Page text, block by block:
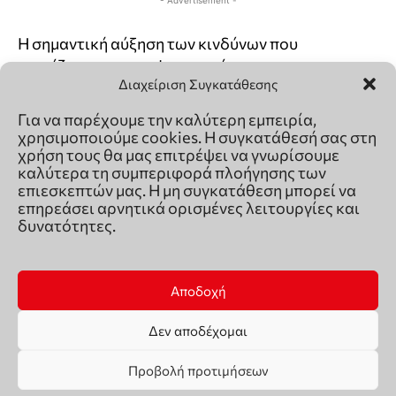
Διαχείριση Συγκατάθεσης
Για να παρέχουμε την καλύτερη εμπειρία,
χρησιμοποιούμε cookies. Η συγκατάθεσή σας στη
χρήση τους θα μας επιτρέψει να γνωρίσουμε
καλύτερα τη συμπεριφορά πλοήγησης των
επιεσκεπτών μας. Η μη συγκατάθεση μπορεί να
επηρεάσει αρνητικά ορισμένες λειτουργίες και
δυνατότητες.
Αποδοχή
Δεν αποδέχομαι
Προβολή προτιμήσεων